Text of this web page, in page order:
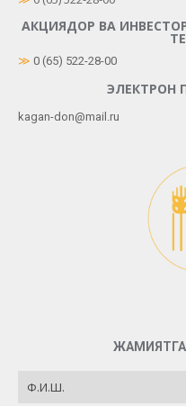
АКЦИЯДОР ВА
≫ 0 (65) 522-28-00
ЭЛЕКТРОН
kagan-don@mail.ru